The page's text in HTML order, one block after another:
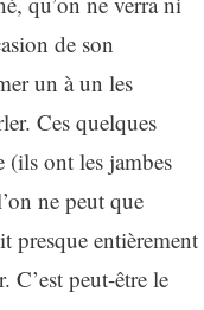
de son
un à un les
Ces quelques
(ils ont les jambes
ne peut que
presque entièrement
C’est peut-être le